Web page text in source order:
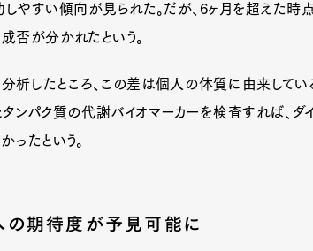
やすい傾向が見られた。だが、6ヶ月を超えた時
否が分かれたという。
析したところ、この差は個人の体質に由来してい
ンパク質の代謝バイオマーカーを検査すれば、
ったという。
の期待度が予見可能に